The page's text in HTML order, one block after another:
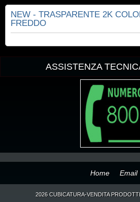
NEW - TRASPARENTE 2K
FREDDO
ASSISTENZA
Home Email
2026 CUBICATURA-VENDITA